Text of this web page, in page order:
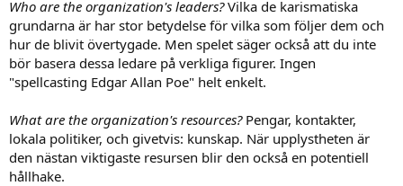
Who are the organization's leaders?Vilka de karismatiska
grundarna är har stor betydelse för vilka som följer dem och
hur de blivit övertygade. Men spelet säger också att du inte
bör basera dessa ledare på verkliga figurer. Ingen
"spellcasting Edgar Allan Poe" helt enkelt.
What are the organization's resources? Pengar, kontakter,
lokala politiker, och givetvis: kunskap. När upplystheten är
den nästan viktigaste resursen blir den också en potentiell
hållhake.